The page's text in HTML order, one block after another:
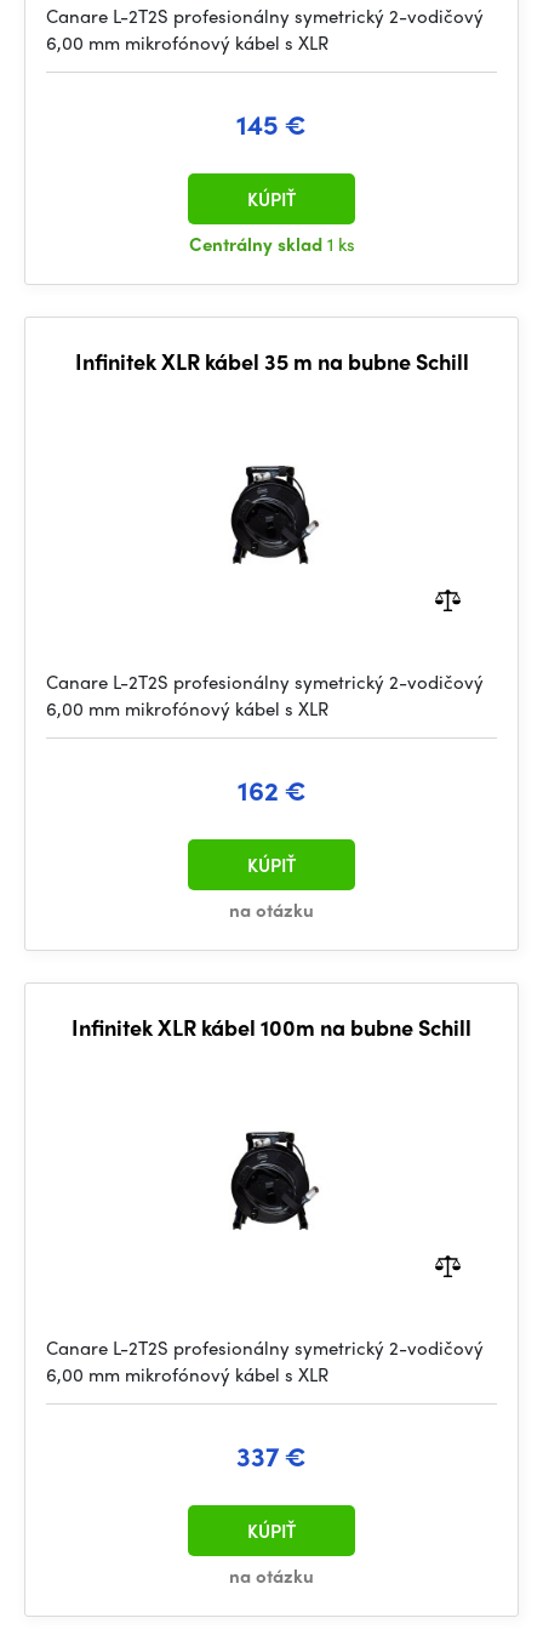
Canare L-2T2S profesionálny symetrický 2-vodičový
6,00 mm mikrofónový kábel s XLR
145 €
Centrálny sklad1 ks
KÚPIŤ
Infinitek XLR kábel 35 m na bubne Schill
Canare L-2T2S profesionálny symetrický 2-vodičový
6,00 mm mikrofónový kábel s XLR
162 €
na otázku
KÚPIŤ
Infinitek XLR kábel 100m na bubne Schill
Canare L-2T2S profesionálny symetrický 2-vodičový
6,00 mm mikrofónový kábel s XLR
337 €
na otázku
KÚPIŤ